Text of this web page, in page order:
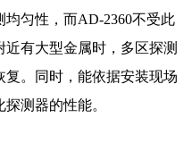
匀性，而AD-2360不受此
有大型金属时，多区探测
。同时，能依据安装现场
测器的性能。